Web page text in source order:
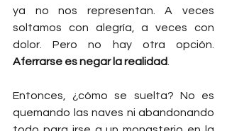
ya no nos representan. A veces
soltamos con alegría, a veces con
Aferrarse es negar la realidad
Entonces, ¿cómo se suelta? No es
quemando las naves ni abandonando